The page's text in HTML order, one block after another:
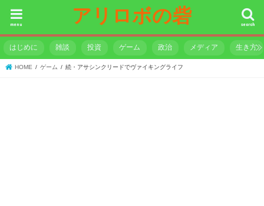
アリロボの砦 search
menu
はじめに 雑談 投資 ゲーム 政治 メディア 生き方
HOME ゲーム 続・アサシンクリードでヴァイキングライフ